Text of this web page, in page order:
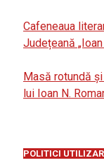
Cafeneaua
Județeană
Masă rotundă
lui Ioan N.
POLITICI